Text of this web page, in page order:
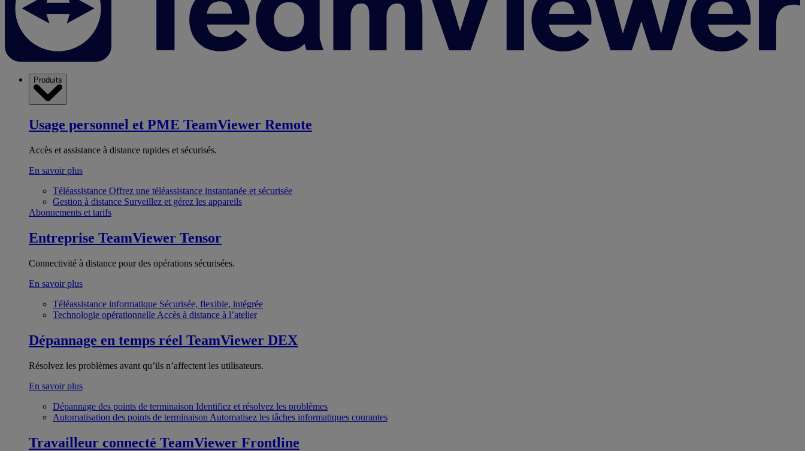
Produits
Usage personnel et PME TeamViewer Remote
Accès et assistance à distance rapides et sécurisés.
En savoir plus
Téléassistance Offrez une téléassistance instantanée et sécurisée
Gestion à distance Surveillez et gérez les appareils
Abonnements et tarifs
Entreprise TeamViewer Tensor
Connectivité à distance pour des opérations sécurisées.
En savoir plus
Téléassistance informatique Sécurisée, flexible, intégrée
Technologie opérationnelle Accès à distance à l’atelier
Dépannage en temps réel TeamViewer DEX
Résolvez les problèmes avant qu’ils n’affectent les utilisateurs.
En savoir plus
Dépannage des points de terminaison Identifiez et résolvez les problèmes
Automatisation des points de terminaison Automatisez les tâches informatiques courantes
Travailleur connecté TeamViewer Frontline